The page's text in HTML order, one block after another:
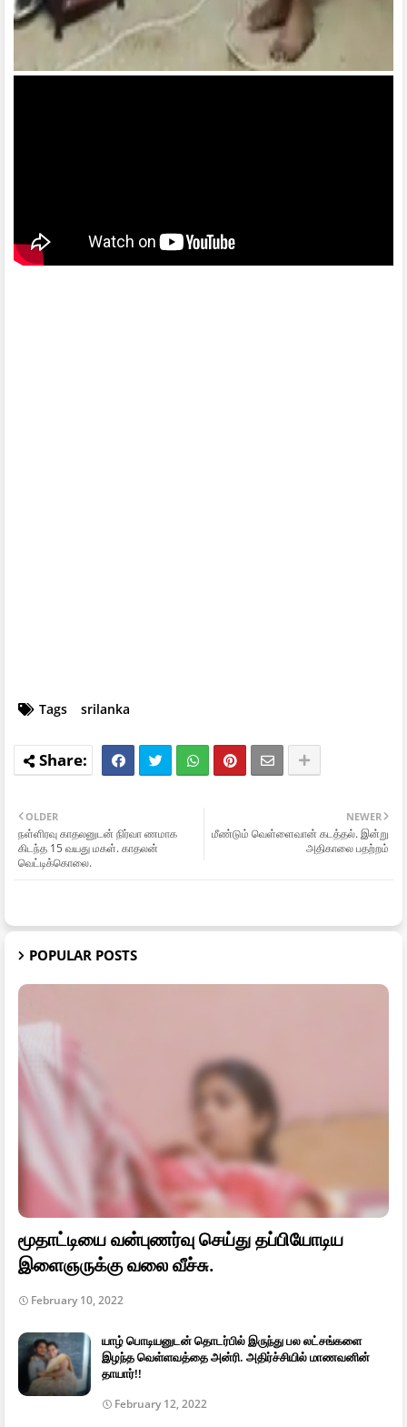
Tags srilanka
NEWER
மீண்டும் வெள்ளைவான் கடத்தல். இன்று
அதிகாலை பதற்றம்
OLDER
நள்ளிரவு காதலனுடன் நிர்வா ணமாக
கிடந்த 15 வயது மகள். காதலன்
வெட்டிக்கொலை.
POPULAR POSTS
மூதாட்டியை வன்புணர்வு செய்து தப்பியோடிய
இளைஞருக்கு வலை வீச்சு.
February 10, 2022
யாழ் பொடியனுடன் தொடர்பில் இருந்து பல லட்சங்களை
இழந்த வெள்ளவத்தை அன்ரி. அதிர்ச்சியில் மாணவனின்
தாயார்!!
February 12, 2022